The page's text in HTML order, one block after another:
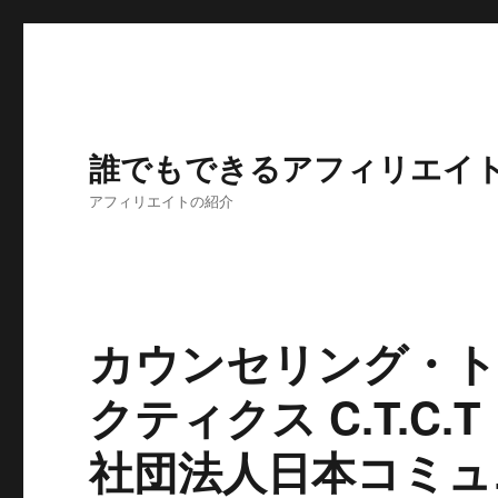
誰でもできるアフィリエイ
アフィリエイトの紹介
カウンセリング・
クティクス
社団法人日本コミ